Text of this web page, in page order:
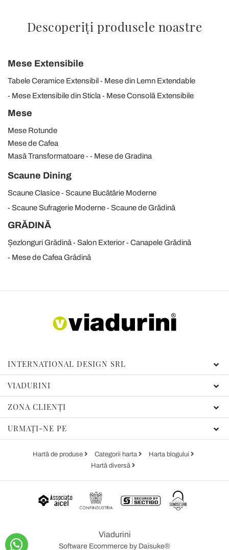
Descoperiți produsele noastre
Mese Extensibile
Tabele Ceramice Extensibil
Mese din Lemn Extendable
Mese Extensibile din Sticla
Mese Consolă Extensibile
Mese
Mese Rotunde
Mese de Cafea
Masă Transformatoare
Mese de Gradina
Scaune Dining
Scaune Clasice
Scaune Bucătărie Moderne
Scaune Sufragerie Moderne
Scaune de Grădină
GRĂDINĂ
Șezlonguri Grădină Salon Exterior
Canapele Grădină
Mese de Cafea Grădină
INTERNATIONAL DESIGN SRL
VIADURINI
ZONA CLIENȚI
URMAȚI-NE PE
Hartă de produse Categorii harta
Harta blogului
Hartă diversă
Viadurini
Software Ecommerce by Daisuke®